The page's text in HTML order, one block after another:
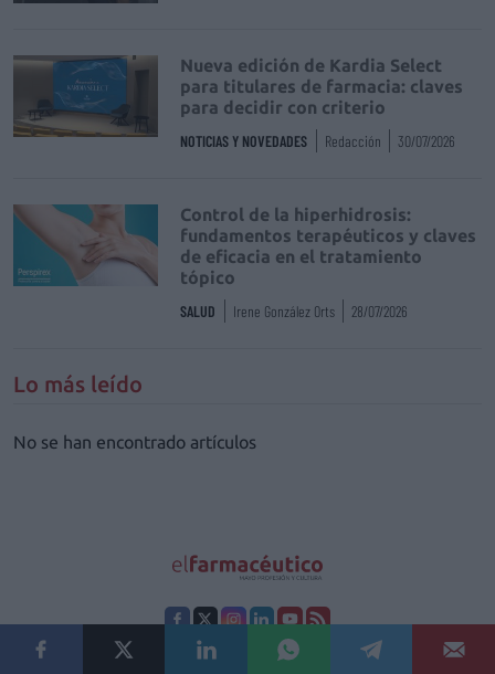
Nueva edición de Kardia Select
para titulares de farmacia: claves
para decidir con criterio
NOTICIAS Y NOVEDADES Redacción 30/07/2026
Control de la hiperhidrosis:
fundamentos terapéuticos y claves
de eficacia en el tratamiento
tópico
SALUD Irene González Orts 28/07/2026
Lo más leído
No se han encontrado artículos